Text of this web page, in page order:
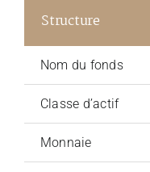
Structure
Nom du fonds
Classe d’actif
Monnaie